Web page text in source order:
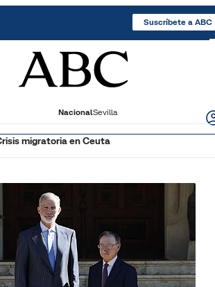
Suscríbete a ABC
NacionalSevilla
migratoria en Ceuta